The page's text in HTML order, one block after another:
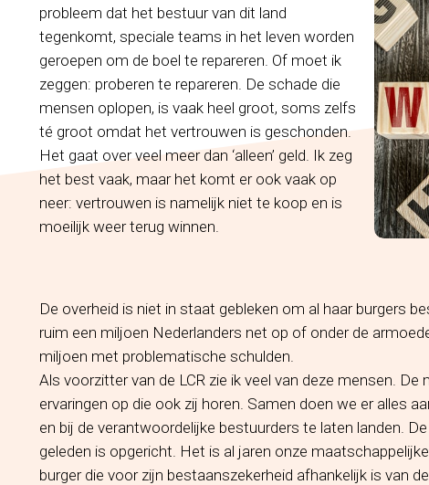
probleem dat het bestuur van dit land
tegenkomt, speciale teams in het leven worden
geroepen om de boel te repareren. Of moet ik
zeggen: proberen te repareren. De schade die
mensen oplopen, is vaak heel groot, soms zelfs
té groot omdat het vertrouwen is geschonden.
Het gaat over veel meer dan ‘alleen’ geld. Ik zeg
het best vaak, maar het komt er ook vaak op
neer: vertrouwen is namelijk niet te koop en is
moeilijk weer terug winnen.
De overheid is niet in staat gebleken om al haar burgers
ruim een miljoen Nederlanders net op of onder de
miljoen met problematische schulden.
Als voorzitter van de LCR zie ik veel van deze mensen.
ervaringen op die ook zij horen. Samen doen we er alles
en bij de verantwoordelijke bestuurders te laten landen.
geleden is opgericht. Het is al jaren onze
burger die voor zijn bestaanszekerheid afhankelijk is van